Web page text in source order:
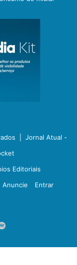
| Jornal Atual -
Editoriais
Anuncie
Entrar
Spotify